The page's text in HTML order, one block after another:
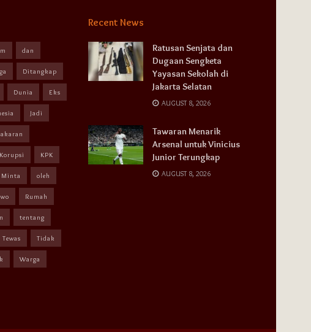
dan
Ditangkap
Dunia Eks
Jadi
Korupsi KPK
Minta oleh
Rumah
tentang
Tewas Tidak
Warga
Recent News
Ratusan Senjata dan
Dugaan Sengketa
Yayasan Sekolah di
Jakarta Selatan
AUGUST 8, 2026
Tawaran Menarik
Arsenal untuk Vinicius
Junior Terungkap
AUGUST 8, 2026